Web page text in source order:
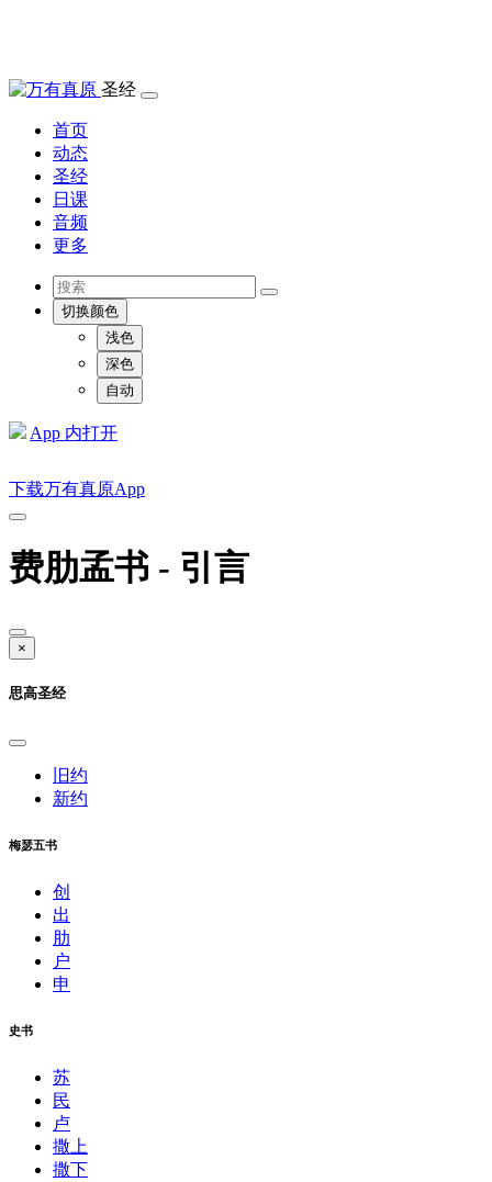
圣经
首页
动态
圣经
日课
音频
更多
切换颜色
浅色
深色
自动
App 内打开
下载万有真原App
费肋孟书 - 引言
×
思高圣经
旧约
新约
梅瑟五书
创
出
肋
户
申
史书
苏
民
卢
撒上
撒下